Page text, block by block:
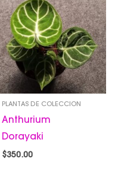
PLANTAS DE COLECCION
Anthurium
Dorayaki
$350.00